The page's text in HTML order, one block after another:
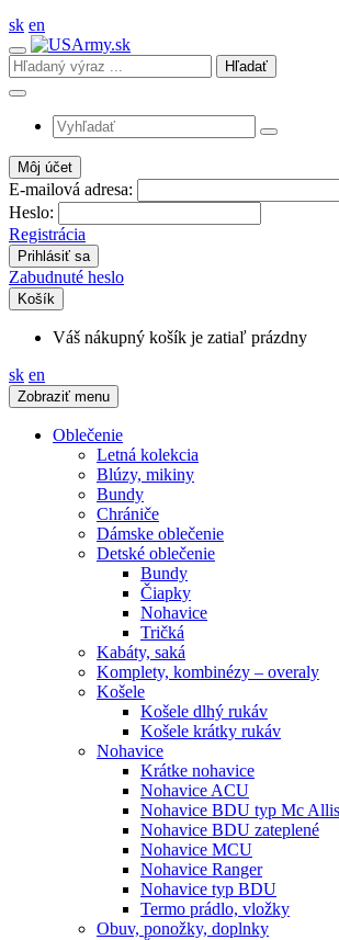
sk en
Hľadať
Môj účet
E-mailová adresa:
Heslo:
Registrácia
Zabudnuté heslo
Košík
Váš nákupný košík je zatiaľ prázdny
sk en
Zobraziť menu
Oblečenie
Letná kolekcia
Blúzy, mikiny
Bundy
Chrániče
Dámske oblečenie
Detské oblečenie
Bundy
Čiapky
Nohavice
Tričká
Kabáty, saká
Komplety, kombinézy – overaly
Košele
Košele dlhý rukáv
Košele krátky rukáv
Nohavice
Krátke nohavice
Nohavice ACU
Nohavice BDU typ Mc
Nohavice BDU zateplené
Nohavice MCU
Nohavice Ranger
Nohavice typ BDU
Termo prádlo, vložky
Obuv, ponožky, doplnky